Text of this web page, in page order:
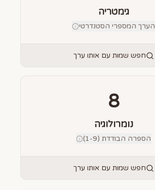
גימטריה
הערך המספרי הסטנדרטי
חפש שמות עם אותו ערך
8
נומרולוגיה
הספרה הבודדת (1-9)
חפש שמות עם אותו ערך